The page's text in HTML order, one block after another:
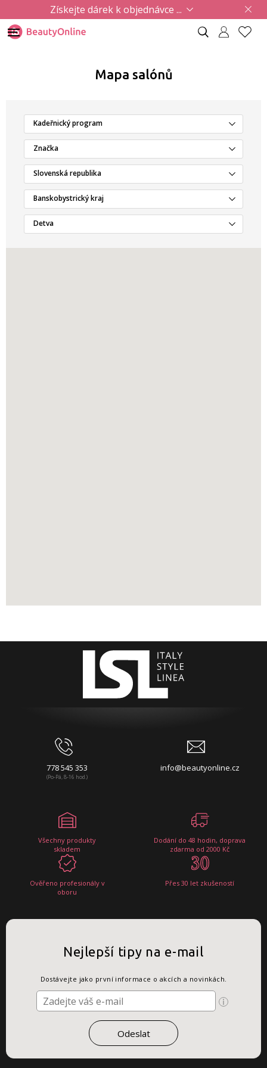
Získejte dárek k objednávce ...
Mapa salónů
Kadeřnický program
Značka
Slovenská republika
Banskobystrický kraj
Detva
778 545 353
(Po-Pá, 8-16 hod.)
info@beautyonline.cz
Všechny produkty
skladem
Dodání do 48 hodin, doprava
zdarma od 2000 Kč
Ověřeno profesionály v
oboru
Přes 30 let zkušeností
Nejlepší tipy na e-mail
Dostávejte jako první informace o akcích a novinkách.